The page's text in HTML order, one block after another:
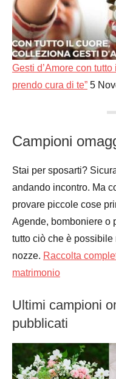
Gesti d’Amore con
prendo cura di te” 5
Campioni
Stai per sposarti?
andando incontro. Ma
provare piccole cose
Agende, bomboniere o
tutto ciò che è
nozze. Raccolta
matrimonio
Ultimi campioni
pubblicati